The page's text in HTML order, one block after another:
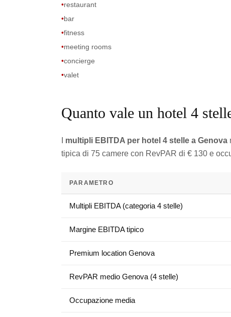
•restaurant
•bar
•fitness
•meeting rooms
•concierge
•valet
Quanto vale un hotel 4
multipli EBITDA per hotel 4 stelle a Genova
tipica di 75 camere con RevPAR di € 130 e
PARAMETRO
Multipli EBITDA (categoria 4 stelle)
Margine EBITDA tipico
Premium location Genova
RevPAR medio Genova (4 stelle)
Occupazione media